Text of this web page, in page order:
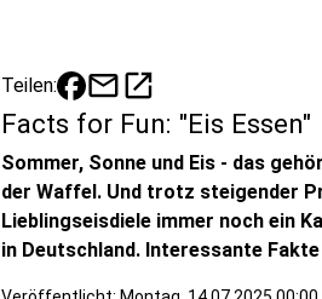
Teilen: mailopen_in_new
Facts for Fun: "Eis Essen"
Sommer, Sonne und Eis - das
der Waffel. Und trotz steigender
Lieblingseisdiele immer noch ein
in Deutschland. Interessante